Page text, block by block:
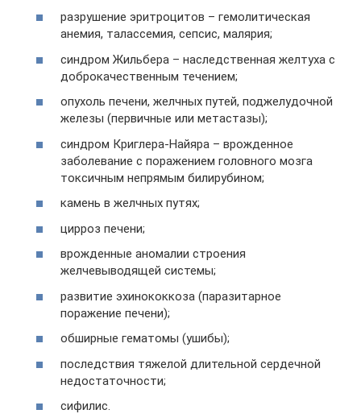
разрушение эритроцитов – гемолитическая
анемия, талассемия, сепсис, малярия;
синдром Жильбера – наследственная желтуха с
доброкачественным течением;
опухоль печени, желчных путей, поджелудочной
железы (первичные или метастазы);
синдром Криглера-Найяра – врожденное
заболевание с поражением головного мозга
токсичным непрямым билирубином;
камень в желчных путях;
цирроз печени;
врожденные аномалии строения
желчевыводящей системы;
развитие эхинококкоза (паразитарное
поражение печени);
обширные гематомы (ушибы);
последствия тяжелой длительной сердечной
недостаточности;
сифилис.